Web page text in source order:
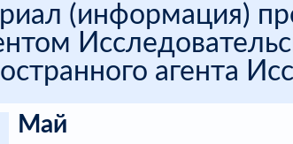
(информация)
агента
Май